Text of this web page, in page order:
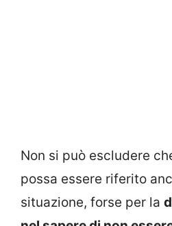
Non si può escludere
possa essere riferito
situazione, forse per la